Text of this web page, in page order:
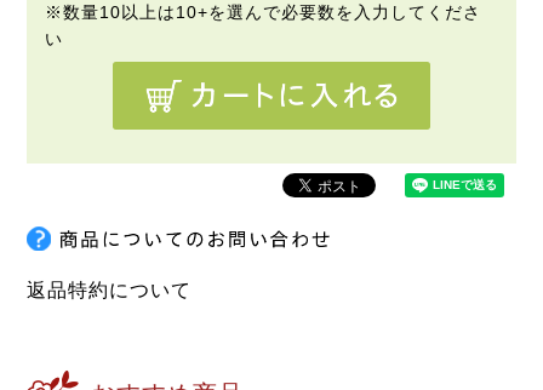
返品特約について